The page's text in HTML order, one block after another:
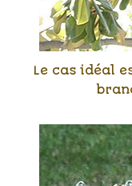
Le cas idéal